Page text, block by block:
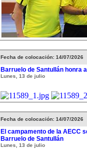
Fecha de colocación: 14/07/2026
Barruelo de Santullán honra
Lunes, 13 de julio
Fecha de colocación: 14/07/2026
El campamento de la AECC
Barruelo de Santullán
Lunes, 13 de julio